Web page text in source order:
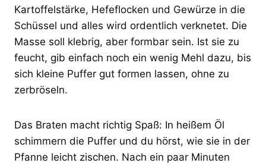
Kartoffelstärke, Hefeflocken und Gewürze in die
Schüssel und alles wird ordentlich verknetet. Die
Masse soll klebrig, aber formbar sein. Ist sie zu
feucht, gib einfach noch ein wenig Mehl dazu, bis
sich kleine Puffer gut formen lassen, ohne zu
zerbröseln.
Das Braten macht richtig Spaß: In heißem Öl
schimmern die Puffer und du hörst, wie sie in der
Pfanne leicht zischen. Nach ein paar Minuten